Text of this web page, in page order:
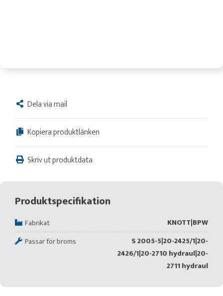
Dela via mail
Kopiera produktlänken
Skriv ut produktdata
Produktspecifikation
Fabrikat
KNOTT|BPW
Passar för broms
S 2005-5|20-2425/1|20-
2426/1|20-2710 hydraul|20-
2711 hydraul